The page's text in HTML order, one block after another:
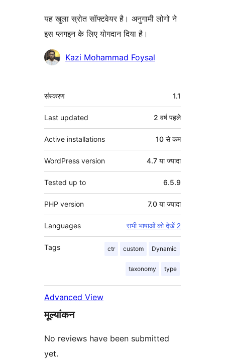
यह खुला स्रोत सॉफ्टवेयर है। अनुगामी लोगो ने
इस प्लगइन के लिए योगदान दिया है।
योगदानकर्ताKazi Mohammad Foysal
मेटा
संस्करण 1.1
Last updated 2 वर्ष पहले
Active installations 10 से कम
WordPress version 4.7 या ज्यादा
Tested up to 6.5.9
PHP version 7.0 या ज्यादा
Languages सभी भाषाओं को देखें 2
Tags ctr custom Dynamic
taxonomy type
Advanced View
मूल्यांकन
No reviews have been submitted
yet.